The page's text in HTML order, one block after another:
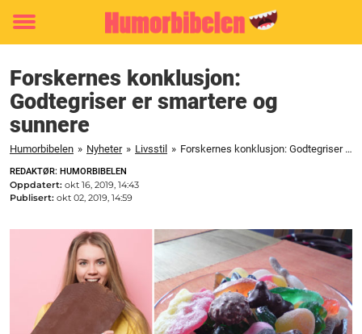
Toggle
Forskernes konklusjon:
Godtegriser er smartere og
sunnere
Humorbibelen » Nyheter » Livsstil » Forskernes konklusjon: Godtegriser er smartere og sunnere
REDAKTØR: HUMORBIBELEN
Oppdatert: okt 16, 2019, 14:43
Publisert: okt 02, 2019, 14:59